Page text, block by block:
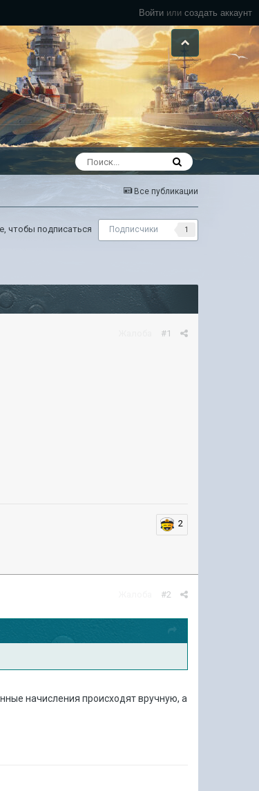
Войти или создать аккаунт
Все публикации
чтобы подписаться Подписчики 1
#1
2
#2
начисления происходят вручную, а